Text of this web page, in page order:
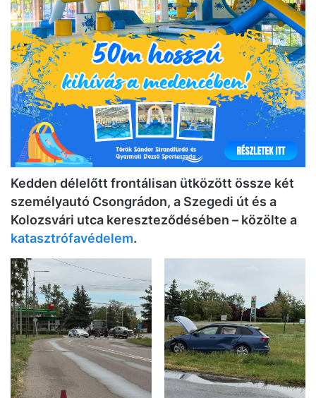
Kedden délelőtt frontálisan ütközött össze két
személyautó Csongrádon, a Szegedi út és a
Kolozsvári utca kereszteződésében – közölte a
katasztrófavédelem.